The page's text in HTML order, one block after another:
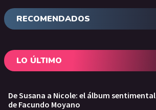
RECOMENDADOS
LO ÚLTIMO
De Susana a Nicole: el álbum sentimental
de Facundo Moyano